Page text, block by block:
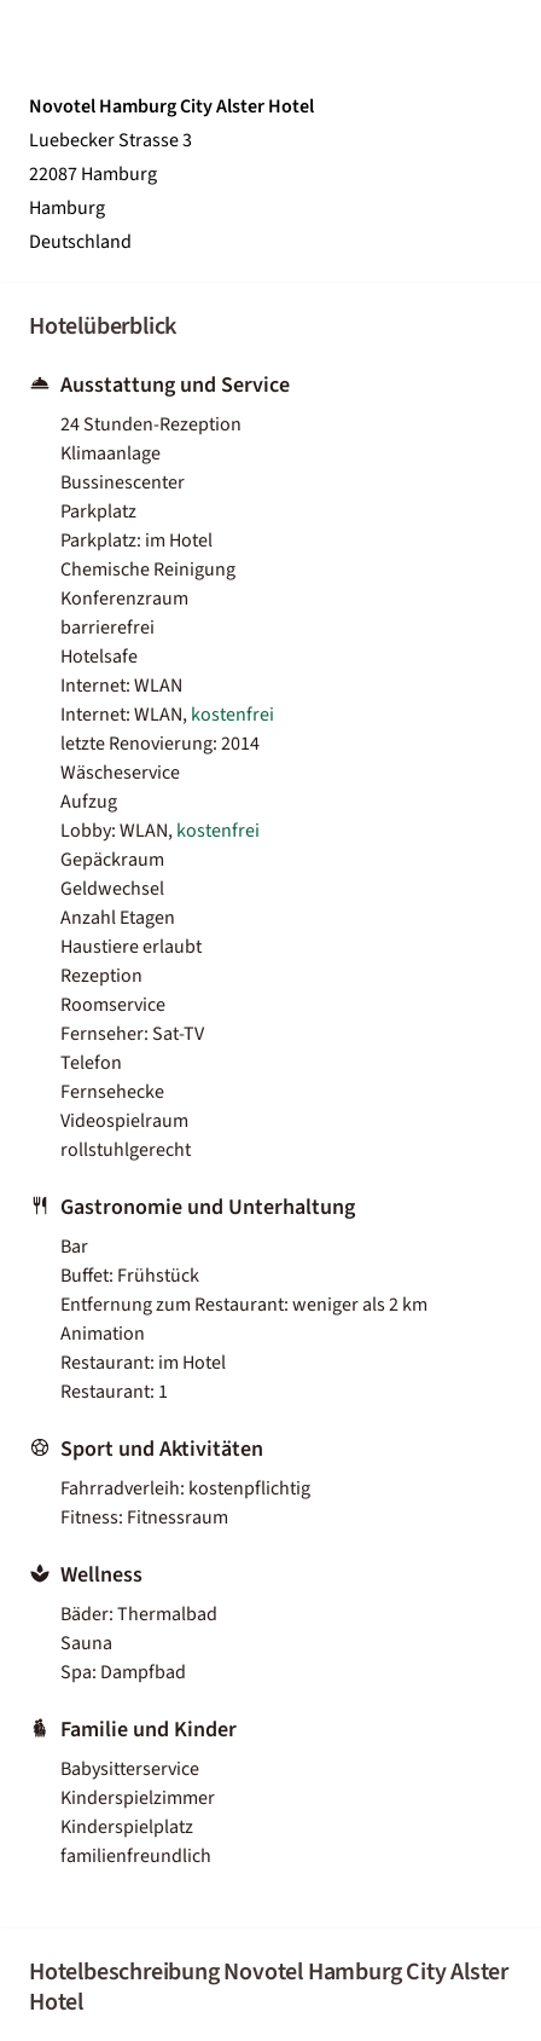
Novotel Hamburg City Alster Hotel
Luebecker Strasse 3
22087 Hamburg
Hamburg
Deutschland
Hotelüberblick
Ausstattung und Service
24 Stunden-Rezeption
Klimaanlage
Bussinescenter
Parkplatz
Parkplatz: im Hotel
Chemische Reinigung
Konferenzraum
barrierefrei
Hotelsafe
Internet: WLAN
Internet: WLAN,kostenfrei
letzte Renovierung: 2014
Wäscheservice
Aufzug
Lobby: WLAN,kostenfrei
Gepäckraum
Geldwechsel
Anzahl Etagen
Haustiere erlaubt
Rezeption
Roomservice
Fernseher: Sat-TV
Telefon
Fernsehecke
Videospielraum
rollstuhlgerecht
Gastronomie und Unterhaltung
Bar
Buffet: Frühstück
Entfernung zum Restaurant: weniger als 2 km
Animation
Restaurant: im Hotel
Restaurant: 1
Sport und Aktivitäten
Fahrradverleih: kostenpflichtig
Fitness: Fitnessraum
Wellness
Bäder: Thermalbad
Sauna
Spa: Dampfbad
Familie und Kinder
Babysitterservice
Kinderspielzimmer
Kinderspielplatz
familienfreundlich
Hotelbeschreibung Novotel Hamburg City Alster
Hotel